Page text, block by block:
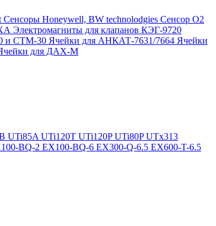
Сенсоры Honeywell, BW technolodgies Сенсор O2
Электромагниты для клапанов КЭГ-9720
и СТМ-30 Ячейки для АНКАТ-7631/7664 Ячейки
для ДАХ-М
UTi85A UTi120T UTi120PUTi80PUTx313
BQ-2 EX100-BQ-6 EX300-Q-6.5 EX600-T-6.5